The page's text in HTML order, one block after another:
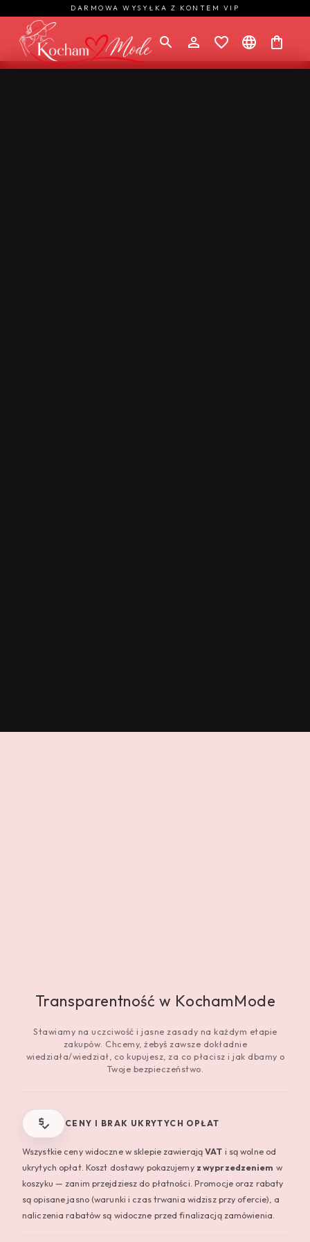
DARMOWA WYSYŁKA Z KONTEM VIP
Transparentność w KochamMode
Stawiamy na uczciwość i jasne zasady na każdym etapie
zakupów. Chcemy, żebyś zawsze dokładnie
wiedziała/wiedział, co kupujesz, za co płacisz i jak dbamy o
Twoje bezpieczeństwo.
CENY I BRAK UKRYTYCH OPŁAT
Wszystkie ceny widoczne w sklepie zawierająVAT i są wolne od
ukrytych opłat. Koszt dostawy pokazujemy z wyprzedzeniem w
koszyku — zanim przejdziesz do płatności. Promocje oraz rabaty
są opisane jasno (warunki i czas trwania widzisz przy ofercie), a
naliczenia rabatów są widoczne przed finalizacją zamówienia.